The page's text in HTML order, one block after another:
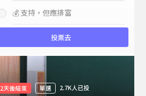
💰 支持，但應排富
投票去
2天後結束 單選 2.7K人已投